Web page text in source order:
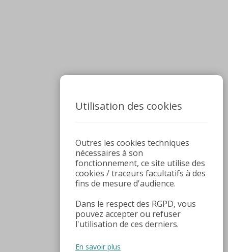
Utilisation des cookies
Outres les cookies techniques
nécessaires à son
fonctionnement, ce site utilise des
cookies / traceurs facultatifs à des
fins de mesure d'audience.
Dans le respect des RGPD, vous
pouvez accepter ou refuser
l'utilisation de ces derniers.
En savoir plus